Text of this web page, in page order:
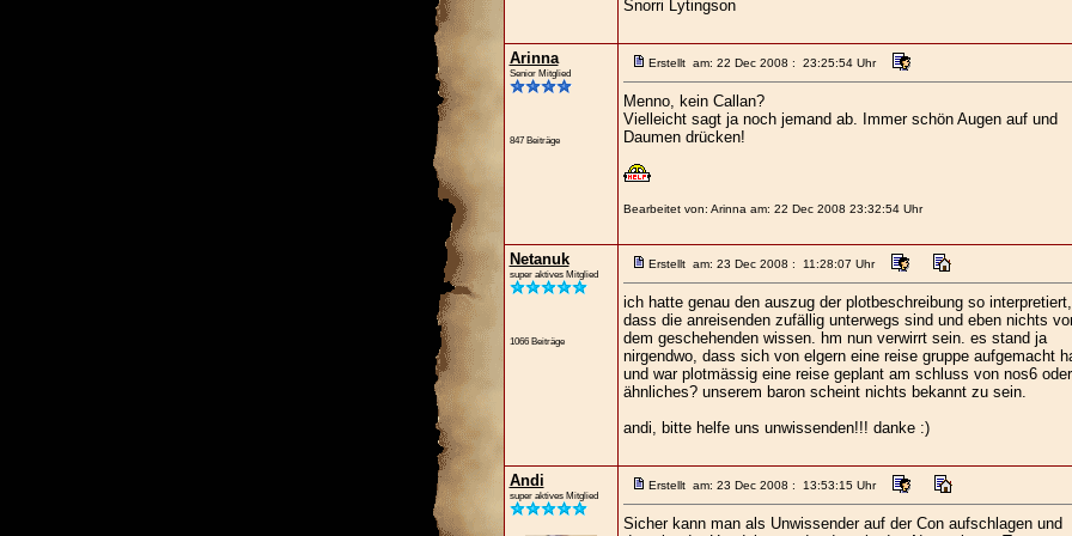
Snorri Lytingson
Arinna
Senior Mitglied
847 Beiträge
Erstellt am: 22 Dec 2008 : 23:25:54 Uhr
Menno, kein Callan?
Vielleicht sagt ja noch jemand ab. Immer schön Augen auf und
Daumen drücken!
Bearbeitet von: Arinna am: 22 Dec 2008 23:32:54 Uhr
Netanuk
super aktives Mitglied
1066 Beiträge
Erstellt am: 23 Dec 2008 : 11:28:07 Uhr
ich hatte genau den auszug der plotbeschreibung so interpretiert,
dass die anreisenden zufällig unterwegs sind und eben nichts
dem geschehenden wissen. hm nun verwirrt sein. es stand ja
nirgendwo, dass sich von elgern eine reise gruppe aufgemacht
und war plotmässig eine reise geplant am schluss von nos6 oder
ähnliches? unserem baron scheint nichts bekannt zu sein.
andi, bitte helfe uns unwissenden!!! danke :)
Andi
super aktives Mitglied
Erstellt am: 23 Dec 2008 : 13:53:15 Uhr
Sicher kann man als Unwissender auf der Con aufschlagen und